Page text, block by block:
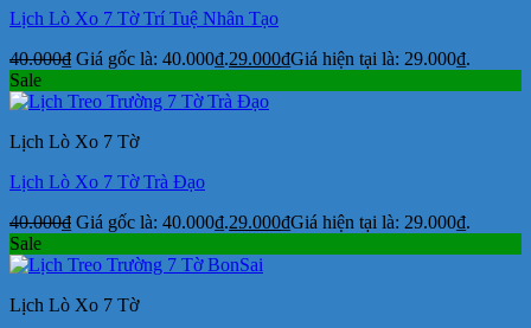
Lịch Lò Xo 7 Tờ Trí Tuệ Nhân Tạo
40.000₫ Giá gốc là: 40.000₫.29.000₫Giá hiện tại là: 29.000₫.
Sale
Lịch Lò Xo 7 Tờ
Lịch Lò Xo 7 Tờ Trà Đạo
40.000₫ Giá gốc là: 40.000₫.29.000₫Giá hiện tại là: 29.000₫.
Sale
Lịch Lò Xo 7 Tờ